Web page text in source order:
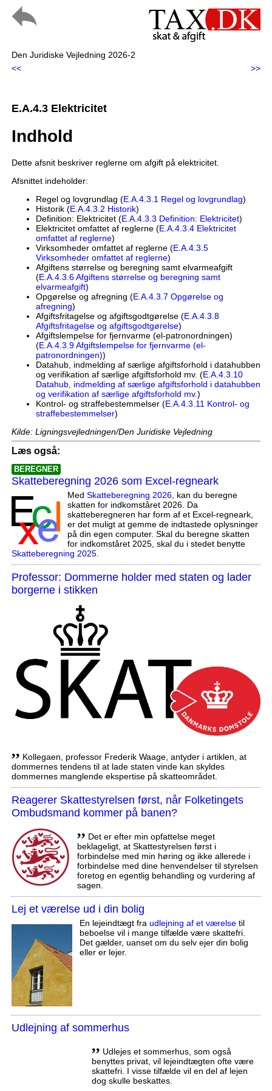
Den Juridiske Vejledning 2026-2
<<
>>
E.A.4.3 Elektricitet
Indhold
Dette afsnit beskriver reglerne om afgift på elektricitet.
Afsnittet indeholder:
Regel og lovgrundlag (E.A.4.3.1 Regel og lovgrundlag)
Historik (E.A.4.3.2 Historik)
Definition: Elektricitet (E.A.4.3.3 Definition: Elektricitet)
Elektricitet omfattet af reglerne (E.A.4.3.4 Elektricitet
omfattet af reglerne)
Virksomheder omfattet af reglerne (E.A.4.3.5
Virksomheder omfattet af reglerne)
Afgiftens størrelse og beregning samt elvarmeafgift
(E.A.4.3.6 Afgiftens størrelse og beregning samt
elvarmeafgift)
Opgørelse og afregning (E.A.4.3.7 Opgørelse og
afregning)
Afgiftsfritagelse og afgiftsgodtgørelse (E.A.4.3.8
Afgiftsfritagelse og afgiftsgodtgørelse)
Afgiftslempelse for fjernvarme (el-patronordningen)
(E.A.4.3.9 Afgiftslempelse for fjernvarme (el-
patronordningen))
Datahub, indmelding af særlige afgiftsforhold i datahubben
og verifikation af særlige afgiftsforhold mv. (E.A.4.3.10
Datahub, indmelding af særlige afgiftsforhold i datahubben
og verifikation af særlige afgiftsforhold mv.)
Kontrol- og straffebestemmelser (E.A.4.3.11 Kontrol- og
straffebestemmelser)
Kilde: Ligningsvejledningen/Den Juridiske Vejledning
Læs også:
BEREGNER
Skatteberegning 2026 som Excel-regneark
Med Skatteberegning 2026, kan du beregne
skatten for indkomståret 2026. Da
skatteberegneren har form af et Excel-regneark,
er det muligt at gemme de indtastede oplysninger
på din egen computer. Skal du beregne skatten
for indkomståret 2025, skal du i stedet benytte
Skatteberegning 2025.
Professor: Dommerne holder med staten og lader
borgerne i stikken
,, Kollegaen, professor Frederik Waage, antyder i artiklen, at
dommernes tendens til at lade staten vinde kan skyldes
dommernes manglende ekspertise på skatteområdet.
Reagerer Skattestyrelsen først, når Folketingets
Ombudsmand kommer på banen?
,, Det er efter min opfattelse meget
beklageligt, at Skattestyrelsen først i
forbindelse med min høring og ikke allerede i
forbindelse med dine henvendelser til styrelsen
foretog en egentlig behandling og vurdering af
sagen.
Lej et værelse ud i din bolig
En lejeindtægt fra udlejning af et værelsetil
beboelse vil i mange tilfælde være skattefri.
Det gælder, uanset om du selv ejer din bolig
eller er lejer.
Udlejning af sommerhus
,, Udlejes et sommerhus, som også
benyttes privat, vil lejeindtægten ofte være
skattefri. I visse tilfælde vil en del af lejen
dog skulle beskattes.